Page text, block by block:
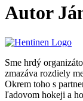
Autor
Sme hrdý
zmazáva rozdiely
Okrem toho s
ľadovom hokeji a